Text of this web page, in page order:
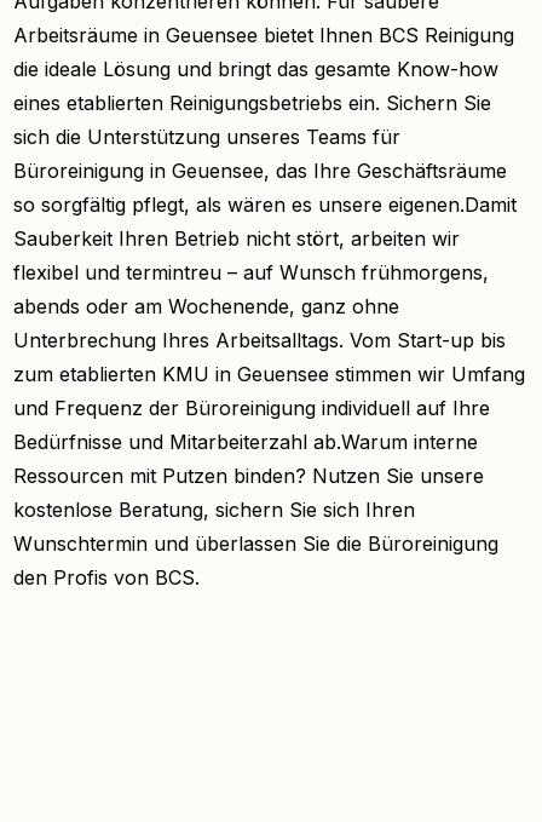
Arbeitsräume in Geuensee bietet Ihnen BCS Reinigung
die ideale Lösung und bringt das gesamte Know-how
eines etablierten Reinigungsbetriebs ein. Sichern Sie
sich die Unterstützung unseres Teams für
Büroreinigung in Geuensee, das Ihre Geschäftsräume
so sorgfältig pflegt, als wären es unsere eigenen.Damit
Sauberkeit Ihren Betrieb nicht stört, arbeiten wir
flexibel und termintreu – auf Wunsch frühmorgens,
abends oder am Wochenende, ganz ohne
Unterbrechung Ihres Arbeitsalltags. Vom Start-up bis
zum etablierten KMU in Geuensee stimmen wir Umfang
und Frequenz der Büroreinigung individuell auf Ihre
Bedürfnisse und Mitarbeiterzahl ab.Warum interne
Ressourcen mit Putzen binden? Nutzen Sie unsere
kostenlose Beratung, sichern Sie sich Ihren
Wunschtermin und überlassen Sie die Büroreinigung
den Profis von BCS.